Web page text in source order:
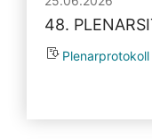
48.
Plenarprotokoll